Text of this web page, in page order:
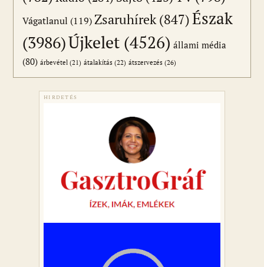
Vágatlanul (119) Zsaruhírek (847)Észak
(3986)Újkelet (4526) állami média
(80) árbevétel (21) átalakítás (22) átszervezés (26)
HIRDETÉS